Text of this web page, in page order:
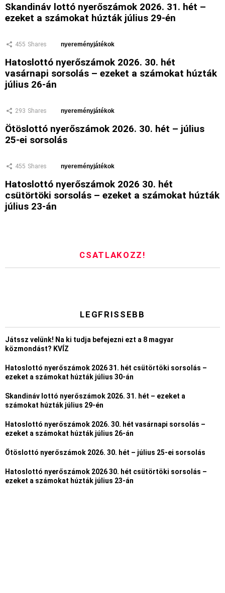
Skandináv lottó nyerőszámok 2026. 31. hét –
ezeket a számokat húzták július 29-én
455 Shares nyereményjátékok
Hatoslottó nyerőszámok 2026. 30. hét
vasárnapi sorsolás – ezeket a számokat húzták
július 26-án
293 Shares nyereményjátékok
Ötöslottó nyerőszámok 2026. 30. hét – július
25-ei sorsolás
455 Shares nyereményjátékok
Hatoslottó nyerőszámok 2026 30. hét
csütörtöki sorsolás – ezeket a számokat húzták
július 23-án
CSATLAKOZZ!
LEGFRISSEBB
Játssz velünk! Na ki tudja befejezni ezt a 8 magyar
közmondást? KVÍZ
Hatoslottó nyerőszámok 2026 31. hét csütörtöki sorsolás –
ezeket a számokat húzták július 30-án
Skandináv lottó nyerőszámok 2026. 31. hét – ezeket a
számokat húzták július 29-én
Hatoslottó nyerőszámok 2026. 30. hét vasárnapi sorsolás –
ezeket a számokat húzták július 26-án
Ötöslottó nyerőszámok 2026. 30. hét – július 25-ei sorsolás
Hatoslottó nyerőszámok 2026 30. hét csütörtöki sorsolás –
ezeket a számokat húzták július 23-án